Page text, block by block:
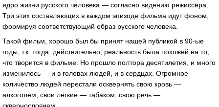
ядро жизни русского человека — согласно видению режиссёра.
Три этих составляющих в каждом эпизоде фильма идут фоном,
формируя соответствующий образ русского человека.
Такой фильм, хорошо был бы принят нашей публикой в 90-ые
годы, т.к. тогда, действительно, реальность была похожей на то,
что творится в фильме. Но прошло полтора десятилетия, и много
изменилось — и в головах людей, и в сердцах. Огромное
количество людей перестали осквернять свою кровь —
алкоголем, свои лёгкие — табаком, свою речь —